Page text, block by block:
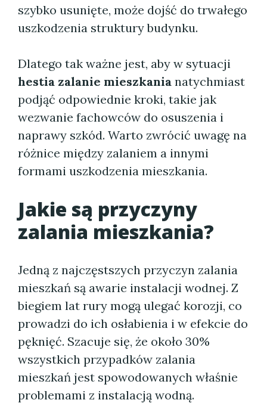
szybko usunięte, może dojść do trwałego
uszkodzenia struktury budynku.
Dlatego tak ważne jest, aby w sytuacji
hestia zalanie mieszkania natychmiast
podjąć odpowiednie kroki, takie jak
wezwanie fachowców do osuszenia i
naprawy szkód. Warto zwrócić uwagę na
różnice między zalaniem a innymi
formami uszkodzenia mieszkania.
Jakie są przyczyny
zalania mieszkania?
Jedną z najczęstszych przyczyn zalania
mieszkań są awarie instalacji wodnej. Z
biegiem lat rury mogą ulegać korozji, co
prowadzi do ich osłabienia i w efekcie do
pęknięć. Szacuje się, że około 30%
wszystkich przypadków zalania
mieszkań jest spowodowanych właśnie
problemami z instalacją wodną.